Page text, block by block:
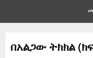
በአልጋው ትክክል